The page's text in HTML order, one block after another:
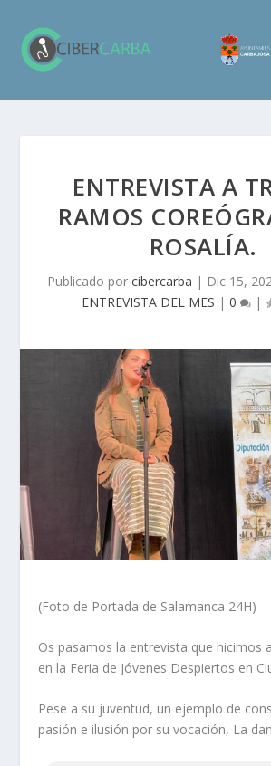
ENTREVISTA A
RAMOS
ROSALÍA.
Publicado por cibercarba | Dic 15,
ENTREVISTA DEL MES | 0 |
(Foto de Portada de Salamanca 24H)
Os pasamos la entrevista que hicimos
en la Feria de Jóvenes Despiertos en
Pese a su juventud, un ejemplo de
pasión e ilusión por su vocación, La